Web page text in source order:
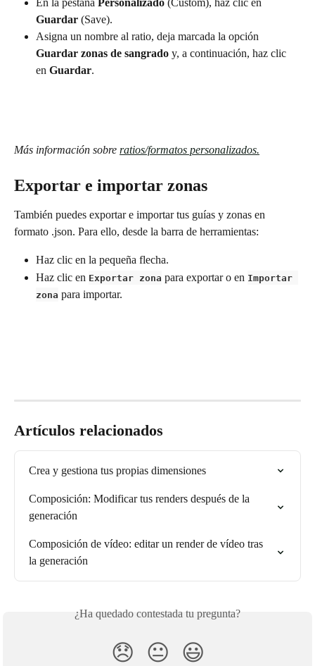
En la pestaña Personalizado (Custom), haz clic en
Guardar (Save).
Asigna un nombre al ratio, deja marcada la opción
Guardar zonas de sangrado y, a continuación, haz clic
en Guardar.
Más información sobre ratios/formatos personalizados.
Exportar e importar zonas
También puedes exportar e importar tus guías y zonas en
formato .json. Para ello, desde la barra de herramientas:
Haz clic en la pequeña flecha.
Haz clic en Exportar zona para exportar o en Importar
zona para importar.
Artículos relacionados
Crea y gestiona tus propias dimensiones
Composición: Modificar tus renders después de la
generación
Composición de vídeo: editar un render de vídeo tras
la generación
¿Ha quedado contestada tu pregunta?
😞 😐 😃